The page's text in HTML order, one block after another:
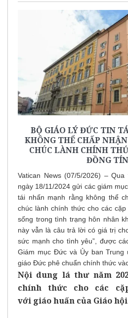
BỘ GIÁO LÝ ĐỨC TIN
KHÔNG THỂ CHẤP
CHÚC LÀNH CHÍNH
ĐỒNG
Vatican News (07/5/2026) –
ngày 18/11/2024 gửi các giám
tái nhấn mạnh rằng không thể
chúc lành chính thức cho các
sống trong tình trạng hôn nhân
này vẫn là câu trả lời có giá trị
sức mạnh cho tình yêu”, được
Giám mục Đức và Ủy ban
giáo Đức phê chuẩn chính thức
Nội dung lá thư năm
chính thức cho các
với giáo huấn của Giáo hội